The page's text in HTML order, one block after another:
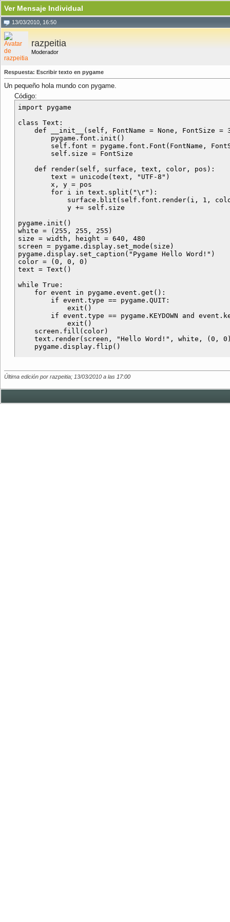
Ver Mensaje Individual
13/03/2010, 16:50
razpeitia
Moderador
Respuesta: Escribir texto en pygame
Un pequeño hola mundo con pygame.
Código:
import pygame
class Text:
def __init__(self, FontName = None, FontSize =
pygame.font.init()
self.font = pygame.font.Font(FontName,
self.size = FontSize
def render(self, surface, text, color, pos):
text = unicode(text, "UTF-8")
x, y = pos
for i in text.split("\r"):
surface.blit(self.font.render(i, 1,
y += self.size
pygame.init()
white = (255, 255, 255)
size = width, height = 640, 480
screen = pygame.display.set_mode(size)
pygame.display.set_caption("Pygame Hello Word!")
color = (0, 0, 0)
text = Text()
while True:
for event in pygame.event.get():
if event.type == pygame.QUIT:
exit()
if event.type == pygame.KEYDOWN and event.key
exit()
screen.fill(color)
text.render(screen, "Hello Word!", white, (0,
Última edición por razpeitia; 13/03/2010 a las 17:00